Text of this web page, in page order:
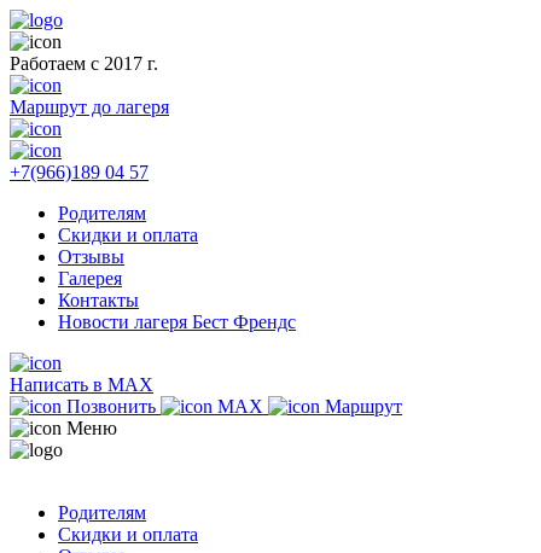
Работаем с 2017 г.
Маршрут до лагеря
+7(966)189 04 57
Родителям
Скидки и оплата
Отзывы
Галерея
Контакты
Новости лагеря Бест Френдс
Написать в MAX
Позвонить
MAX
Маршрут
Меню
Родителям
Скидки и оплата